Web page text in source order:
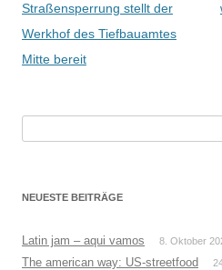
Navigation
Straßensperrung stellt der
Werkhof des Tiefbauamtes
Mitte bereit
NEUESTE BEITRÄGE
Latin jam – aqui vamos 8. Oktober
The american way: US-streetfood